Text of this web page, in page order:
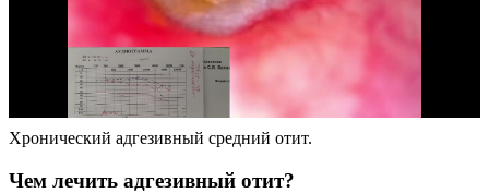
Хронический адгезивный средний отит.
Чем лечить адгезивный отит?